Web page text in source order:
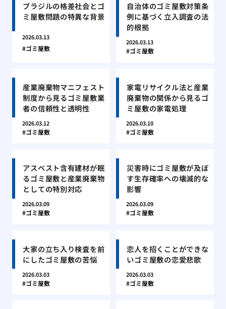
ブラジルの格差社会とゴ
ミ屋敷問題の特異な背景
2026.03.13
ゴミ屋敷
自治体のゴミ屋敷対策条
例に基づく立入調査の法
的根拠
2026.03.13
ゴミ屋敷
産業廃棄物マニフェスト
制度から見るゴミ屋敷業
者の信頼性と透明性
2026.03.12
ゴミ屋敷
家電リサイクル法と産業
廃棄物の関係から見るゴ
ミ屋敷の家電処理
2026.03.10
ゴミ屋敷
アスベスト含有建材が眠
るゴミ屋敷と産業廃棄物
としての特別対応
2026.03.09
ゴミ屋敷
災害時にゴミ屋敷が及ぼ
す生存確率への壊滅的な
影響
2026.03.09
ゴミ屋敷
大家の立ち入り検査を前
にしたゴミ屋敷の苦悩
2026.03.03
ゴミ屋敷
恋人を招くことができな
いゴミ屋敷の恋愛悲歌
2026.03.03
ゴミ屋敷